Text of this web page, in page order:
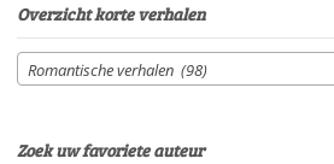
Overzicht korte verhalen
Romantische verhalen (98)
Zoek uw favoriete auteur